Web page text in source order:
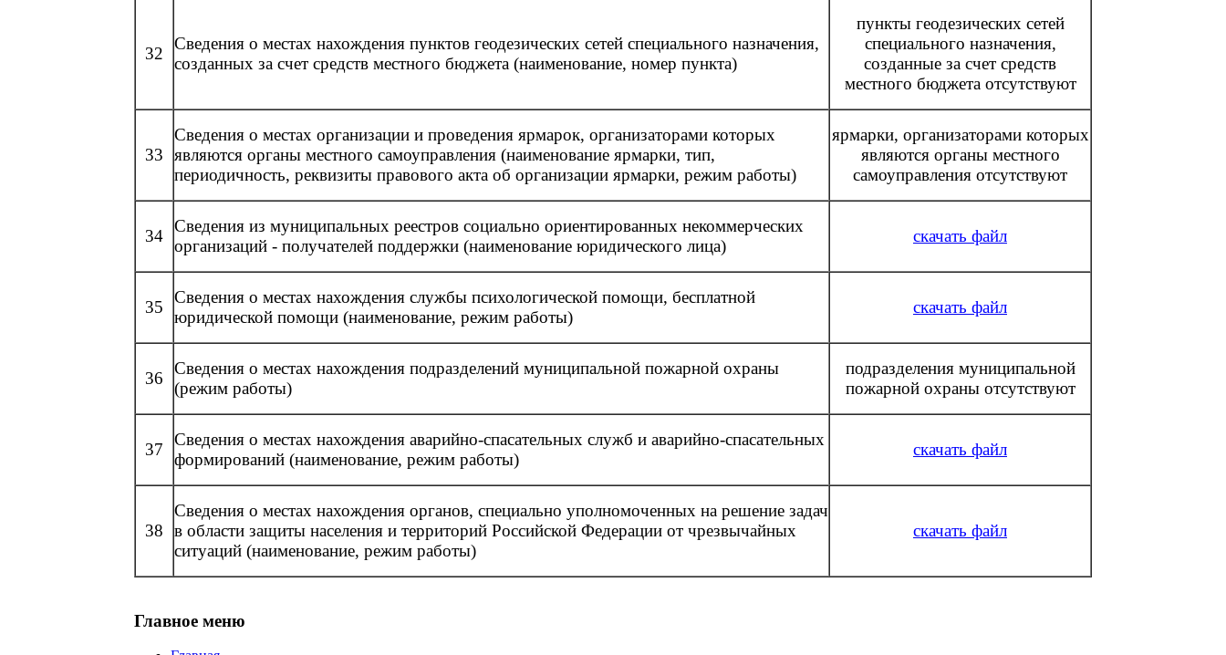
32
Сведения о местах нахождения пунктов геодезических сетей специального назначения,
созданных за счет средств местного бюджета (наименование, номер пункта)
пункты геодезических сетей
специального назначения,
созданные за счет средств
местного бюджета отсутствуют
33
Сведения о местах организации и проведения ярмарок, организаторами которых
являются органы местного самоуправления (наименование ярмарки, тип,
периодичность, реквизиты правового акта об организации ярмарки, режим работы)
ярмарки, организаторами которых
являются органы местного
самоуправления отсутствуют
34
Сведения из муниципальных реестров социально ориентированных некоммерческих
организаций - получателей поддержки (наименование юридического лица)
скачать файл
35
Сведения о местах нахождения службы психологической помощи, бесплатной
юридической помощи (наименование, режим работы)
скачать файл
36
Сведения о местах нахождения подразделений муниципальной пожарной охраны
(режим работы)
подразделения муниципальной
пожарной охраны отсутствуют
37
Сведения о местах нахождения аварийно-спасательных служб и аварийно-спасательных
формирований (наименование, режим работы)
скачать файл
38
Сведения о местах нахождения органов, специально уполномоченных на решение задач
в области защиты населения и территорий Российской Федерации от чрезвычайных
ситуаций (наименование, режим работы)
скачать файл
Главное меню